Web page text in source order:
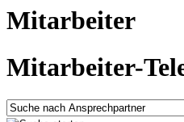
Mitarbeiter
Mitarbeiter-